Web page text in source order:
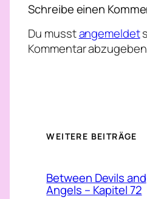
Schreibe einen
Du musstangemeldet
Kommentar
WEITERE BEITRÄGE
Between Devils and
Angels – Kapitel 72